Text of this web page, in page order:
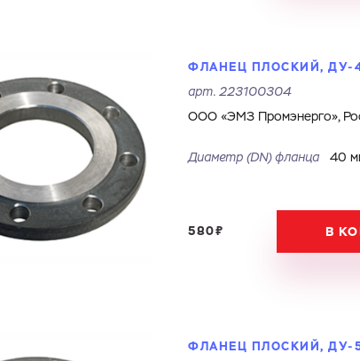
ФЛАНЕЦ ПЛОСКИЙ, ДУ-
арт. 223100304
ООО «ЭМЗ Промэнерго»,
Диаметр (DN) фланца 40
580₽ В
ФЛАНЕЦ ПЛОСКИЙ, ДУ-